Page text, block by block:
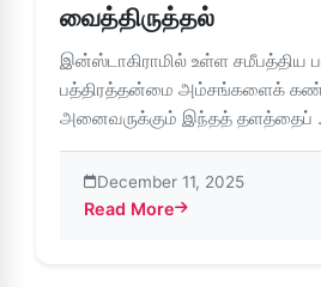
வைத்திருத்தல்
இன்ஸ்டாகிராமில் உள்ள சமீபத்திய
பத்திரத்தன்மை அம்சங்களைக்
அனைவருக்கும் இந்தத் தளத்தைப்
December 11, 2025
Read More
about இன்ஸ்டாகிராமைத்